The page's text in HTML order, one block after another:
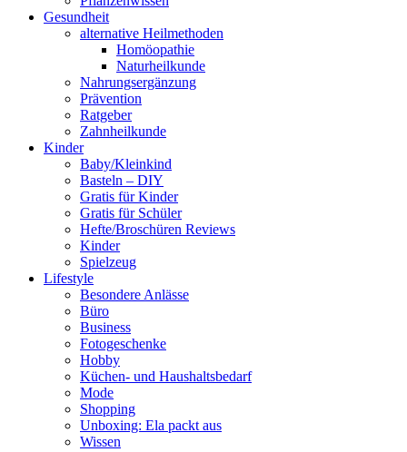
Gesundheit
alternative Heilmethoden
Homöopathie
Naturheilkunde
Nahrungsergänzung
Prävention
Ratgeber
Zahnheilkunde
Kinder
Baby/Kleinkind
Basteln – DIY
Gratis für Kinder
Gratis für Schüler
Hefte/Broschüren Reviews
Kinder
Spielzeug
Lifestyle
Besondere Anlässe
Büro
Business
Fotogeschenke
Hobby
Küchen- und Haushaltsbedarf
Mode
Shopping
Unboxing: Ela packt aus
Wissen